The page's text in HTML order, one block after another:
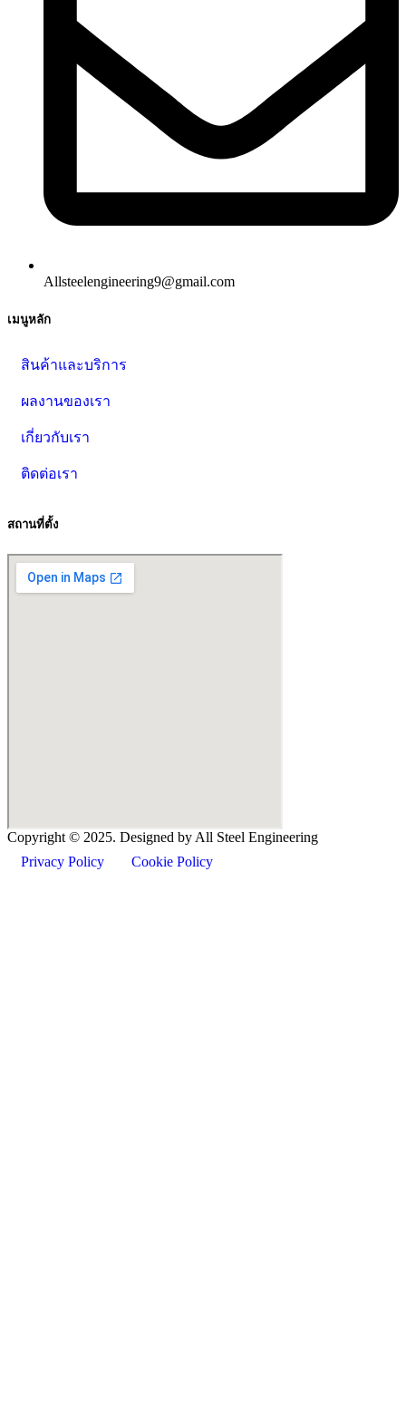
Allsteelengineering9@gmail.com
เมนูหลัก
สินค้าและบริการ
ผลงานของเรา
เกี่ยวกับเรา
ติดต่อเรา
สถานที่ตั้ง
Copyright © 2025. Designed by All Steel Engineering
Privacy Policy
Cookie Policy